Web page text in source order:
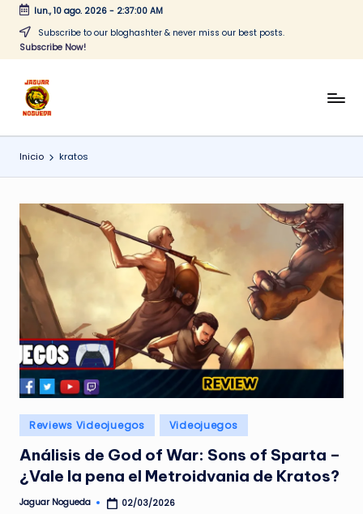
Saltar
lun., 10 ago. 2026- 2:37:01 AM
Subscribe to our bloghashter & never miss our best posts.
Subscribe Now!
J
a
g
a
r
N
o
g
u
e
d
a
CONTENIDO
Inicio kratos
Publicado
en
Reviews Videojuegos Videojuegos
Análisis de God of War: Sons of Sparta –
¿Vale la pena el Metroidvania de Kratos?
Publicado
Jaguar Nogueda 02/03/2026